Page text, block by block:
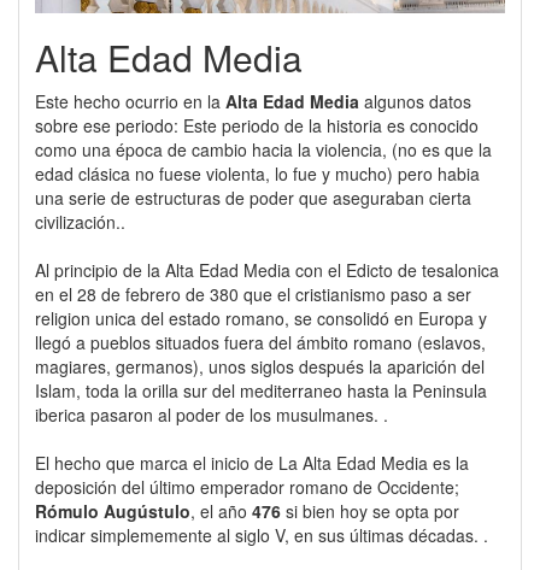
Alta Edad Media
Este hecho ocurrio en la Alta Edad Media algunos datos
sobre ese periodo: Este periodo de la historia es conocido
como una época de cambio hacia la violencia, (no es que la
edad clásica no fuese violenta, lo fue y mucho) pero habia
una serie de estructuras de poder que aseguraban cierta
civilización..
Al principio de la Alta Edad Media con el Edicto de tesalonica
en el 28 de febrero de 380 que el cristianismo paso a ser
religion unica del estado romano, se consolidó en Europa y
llegó a pueblos situados fuera del ámbito romano (eslavos,
magiares, germanos), unos siglos después la aparición del
Islam, toda la orilla sur del mediterraneo hasta la Peninsula
iberica pasaron al poder de los musulmanes. .
El hecho que marca el inicio de La Alta Edad Media es la
deposición del último emperador romano de Occidente;
Rómulo Augústulo, el año 476 si bien hoy se opta por
indicar simplememente al siglo V, en sus últimas décadas. .